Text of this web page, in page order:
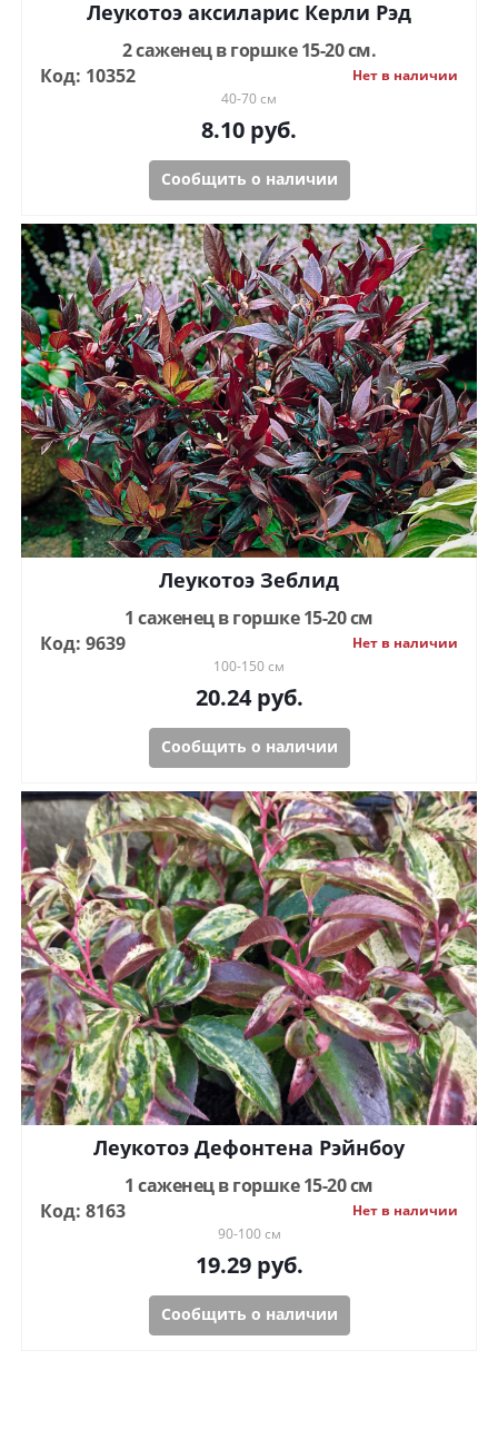
Леукотоэ аксиларис Керли Рэд
2 саженец в горшке 15-20 см.
Код: 10352
Нет в наличии
40-70 см
8.10 руб.
Сообщить о наличии
Леукотоэ Зеблид
1 саженец в горшке 15-20 см
Код: 9639
Нет в наличии
100-150 см
20.24руб.
Сообщить о наличии
Леукотоэ Дефонтена Рэйнбоу
1 саженец в горшке 15-20 см
Код: 8163
Нет в наличии
90-100 см
19.29руб.
Сообщить о наличии